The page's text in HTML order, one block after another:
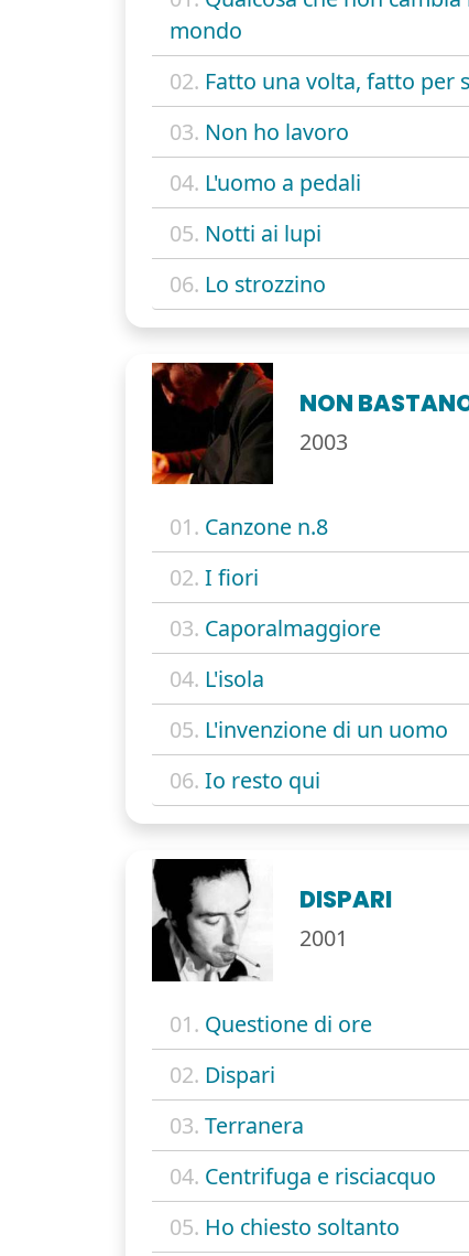
mondo
02. Fatto una volta, fatto per
03. Non ho lavoro
04. L'uomo a pedali
05. Notti ai lupi
06. Lo strozzino
NON
2003
01. Canzone n.8
02. I fiori
03. Caporalmaggiore
04. L'isola
05. L'invenzione di un uomo
06. Io resto qui
DISPARI
2001
01. Questione di ore
02. Dispari
03. Terranera
04. Centrifuga e risciacquo
05. Ho chiesto soltanto